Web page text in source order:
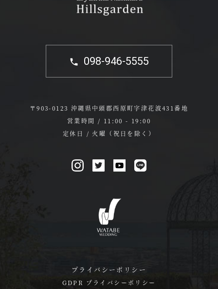
098-946-5555
〒903-0123 沖縄県中頭郡西原町字津花波431番地
営業時間 / 11:00 - 19:00
定休日 / 火曜（祝日を除く）
プライバシーポリシー
GDPR プライバシーポリシー